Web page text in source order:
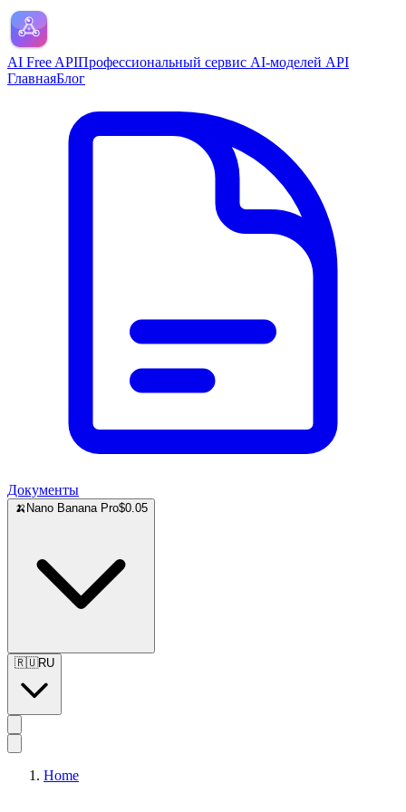
AI Free APIПрофессиональный сервис AI-моделей API
ГлавнаяБлог
Документы
🍌 Nano Banana Pro$0.05
🇷🇺RU
Home